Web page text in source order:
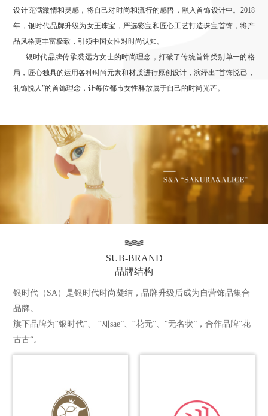
设计充满激情和灵感，将自己对时尚和流行的感悟，融入首饰设计中。2018
年，银时代品牌升级为女王珠宝，严选彩宝和匠心工艺打造珠宝首饰，将产
品风格更丰富极致，引领中国女性对时尚认知。
银时代品牌传承裘远方女士的时尚理念，打破了传统首饰类别单一的格
局，匠心独具的运用各种时尚元素和材质进行原创设计，演绎出“首饰悦己，
礼饰悦人”的首饰理念，让每位都市女性释放属于自己的时尚光芒。
SUB-BRAND
品牌结构
银时代（SA）是银时代时尚凝结，品牌升级后成为自营饰品集合
品牌。
旗下品牌为“银时代”、 “새sae”、“花无”、“无名状”，合作品牌”花
古古“。